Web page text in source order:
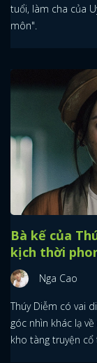
tuổi, làm cha của
môn".
Bà kế của
kịch thời
Nga Cao
Thúy Diễm có vai
góc nhìn khác lạ
kho tàng truyện cổ